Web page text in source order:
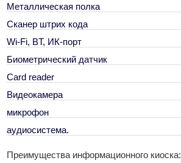
Металлическая полка
Сканер штрих кода
Wi-Fi, BT, ИК-порт
Биометрический датчик
Сard reader
Видеокамера
микрофон
аудиосистема.
Преимущества информационного киоска: